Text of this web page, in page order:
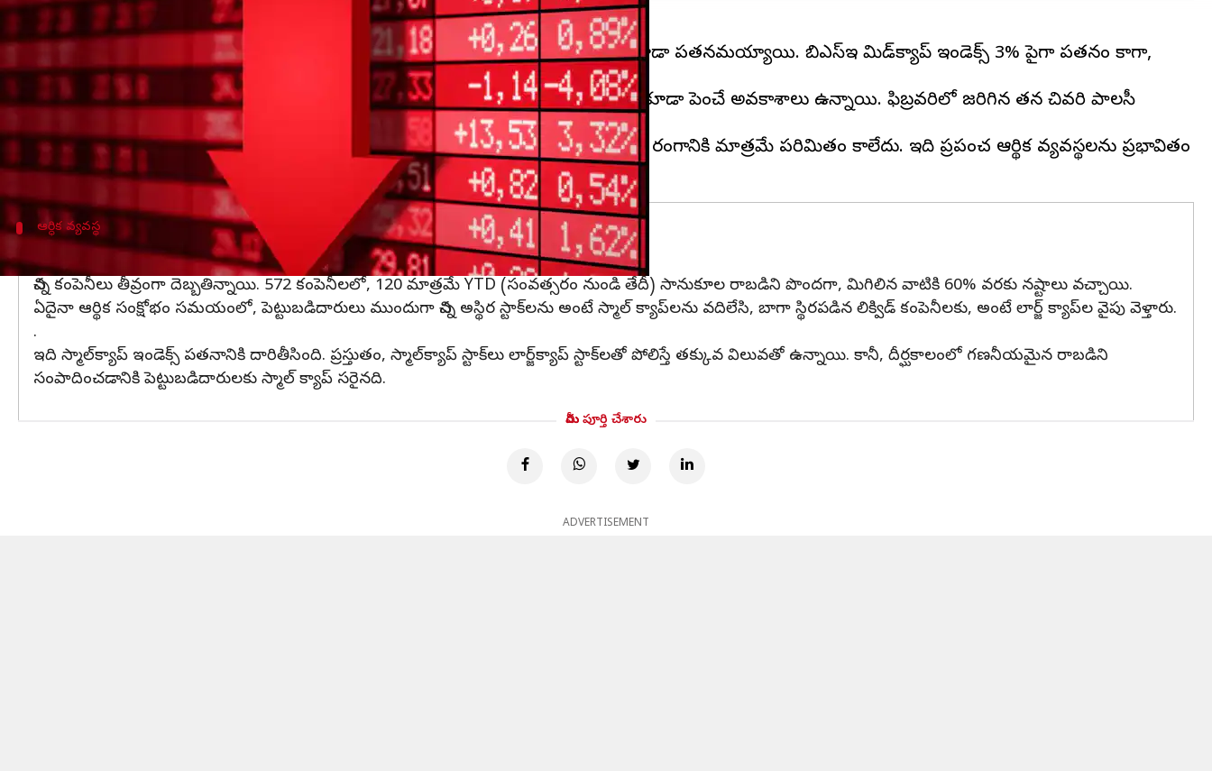
ఈ వార్తాకథనం ఏంటి
తీవ్రంగా దెబ్బతింది, గత నెలలోనే 4% పడిపోయింది. సూచీలు కూడా పతనమయ్యాయి. బిఎస్‌ఇ మిడ్‌క్యాప్ ఇండెక్స్ 3% పైగా పతనం కాగా,
బిఎస్‌ఇ స్మాల్‌క్యాప్ ఇండెక్స్ 5% పడిపోయింది.
గత రెండు నెలల్లో CPI ద్రవ్యోల్బణం 6.5% నుండి 6.4% ఉంది కాబట్టి ఆర్ బి ఐ వడ్డీ రేట్లను కూడా పెంచే అవకాశాలు ఉన్నాయి. ఫిబ్రవరిలో జరిగిన తన చివరి పాలసీ
సమావేశంలో, ఆర్ బి ఐ రెపోను 25 బేసిస్ పాయింట్లకు పెంచింది.
ఇది కాకుండా, బ్యాంకింగ్ రంగంలో సంక్షోభం కూడా ఆందోళన పెంచుతుంది. ఈ సమస్య ఒక్క రంగానికి మాత్రమే పరిమితం కాలేదు. ఇది ప్రపంచ ఆర్థిక వ్యవస్థలను ప్రభావితం
ఆర్ధిక వ్యవస్థ
ప్రపంచ ఆర్ధిక సంక్షోభం వలన చిన్న కంపెనీలు తీవ్రంగా దెబ్బతిన్నాయి
చిన్న కంపెనీలు తీవ్రంగా దెబ్బతిన్నాయి. 572 కంపెనీలలో, 120 మాత్రమే YTD (సంవత్సరం నుండి తేదీ) సానుకూల రాబడిని పొందగా, మిగిలిన వాటికి 60% వరకు నష్టాలు వచ్చాయి.
ఏదైనా ఆర్థిక సంక్షోభం సమయంలో, పెట్టుబడిదారులు ముందుగా చిన్న అస్థిర స్టాక్‌లను అంటే స్మాల్ క్యాప్‌లను వదిలేసి, బాగా స్థిరపడిన లిక్విడ్ కంపెనీలకు, అంటే లార్జ్ క్యాప్‌ల వైపు వెళ్తారు.
.
ఇది స్మాల్‌క్యాప్ ఇండెక్స్ పతనానికి దారితీసింది. ప్రస్తుతం, స్మాల్‌క్యాప్ స్టాక్‌లు లార్జ్‌క్యాప్ స్టాక్‌లతో పోలిస్తే తక్కువ విలువతో ఉన్నాయి. కానీ, దీర్ఘకాలంలో గణనీయమైన రాబడిని
సంపాదించడానికి పెట్టుబడిదారులకు స్మాల్ క్యాప్ సరైనది.
మీరు పూర్తి చేశారు
ADVERTISEMENT